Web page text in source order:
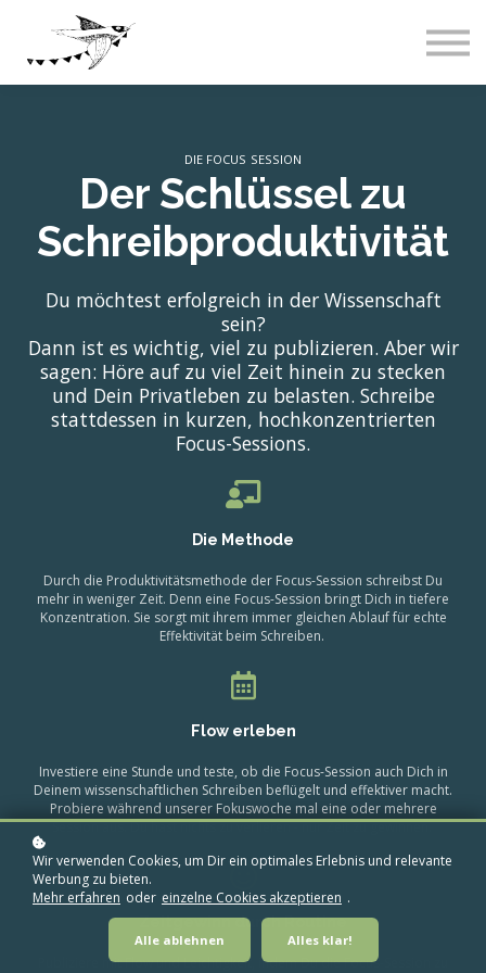
DIE FOCUS SESSION
Der Schlüssel zu
Schreibproduktivität
Du möchtest erfolgreich in der Wissenschaft
sein?
Dann ist es wichtig, viel zu publizieren. Aber wir
sagen: Höre auf zu viel Zeit hinein zu stecken
und Dein Privatleben zu belasten. Schreibe
stattdessen in kurzen, hochkonzentrierten
Focus-Sessions.
Die Methode
Durch die Produktivitätsmethode der Focus-Session schreibst Du
mehr in weniger Zeit. Denn eine Focus-Session bringt Dich in tiefere
Konzentration. Sie sorgt mit ihrem immer gleichen Ablauf für echte
Effektivität beim Schreiben.
Flow erleben
Investiere eine Stunde und teste, ob die Focus-Session auch Dich in
Deinem wissenschaftlichen Schreiben beflügelt und effektiver macht.
Probiere während unserer Fokuswoche mal eine oder mehrere
Session aus. Du hast nichts zu verlieren - nur Zeit zu gewinnen.
Zeitgewinn durch Routine
Publiziere mit Flow und Leichtigkeit, indem Du die Focus-Session zu
Wir verwenden Cookies, um Dir ein optimales Erlebnis und relevante
Werbung zu bieten.
Mehr erfahren oder einzelne Cookies akzeptieren .
Alle ablehnen Alles klar!